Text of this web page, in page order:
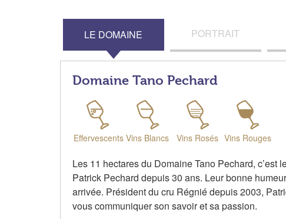
LE DOMAINE PORTRAIT
Domaine Tano Pechard
Effervescents Vins Blancs Vins Rosés Vins Rouges
Les 11 hectares du Domaine Tano Pechard,
Patrick Pechard depuis 30 ans. Leur bonne
arrivée. Président du cru Régnié depuis 2003,
vous communiquer son savoir et sa passion.